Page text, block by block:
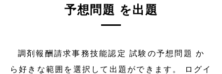
予想問題 を出題
調剤報酬請求事務技能認定 試験の予想問題 か
ら好きな範囲を選択して出題ができます。 ログイ